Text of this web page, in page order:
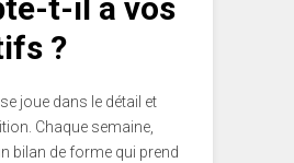
t-il à vos
?
se joue dans le détail et
Chaque semaine,
bilan de forme qui prend